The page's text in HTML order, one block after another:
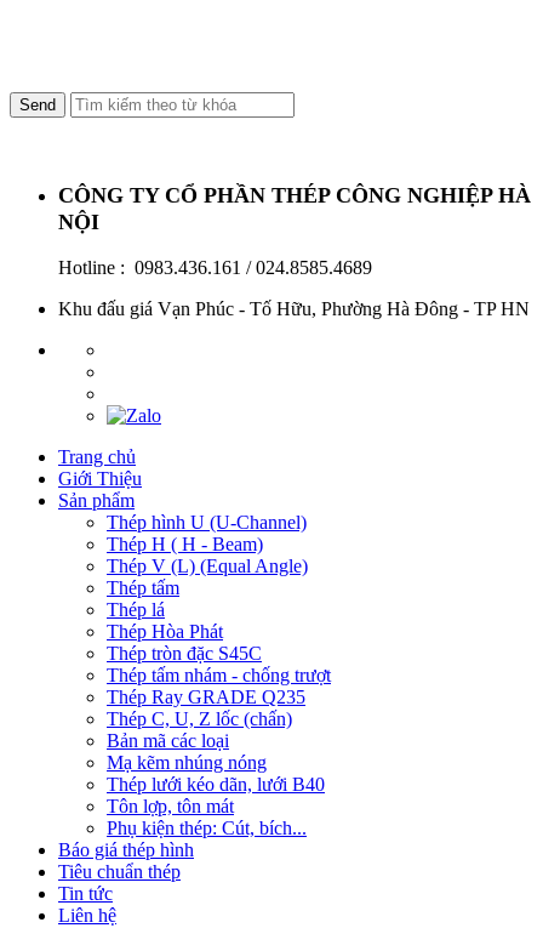
CÔNG TY CỔ PHẦN THÉP CÔNG NGHIỆP HÀ
NỘI
Hotline : 0983.436.161 / 024.8585.4689
Khu đấu giá Vạn Phúc - Tố Hữu, Phường Hà Đông - TP HN
Trang chủ
Giới Thiệu
Sản phẩm
Thép hình U (U-Channel)
Thép H ( H - Beam)
Thép V (L) (Equal Angle)
Thép tấm
Thép lá
Thép Hòa Phát
Thép tròn đặc S45C
Thép tấm nhám - chống trượt
Thép Ray GRADE Q235
Thép C, U, Z lốc (chấn)
Bản mã các loại
Mạ kẽm nhúng nóng
Thép lưới kéo dãn, lưới B40
Tôn lợp, tôn mát
Phụ kiện thép: Cút, bích...
Báo giá thép hình
Tiêu chuẩn thép
Tin tức
Liên hệ